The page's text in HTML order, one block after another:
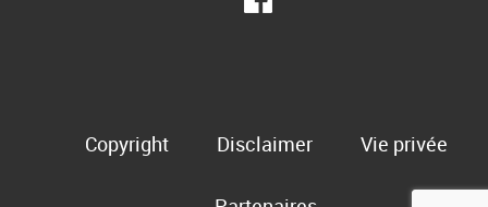
Copyright Disclaimer Vie privée